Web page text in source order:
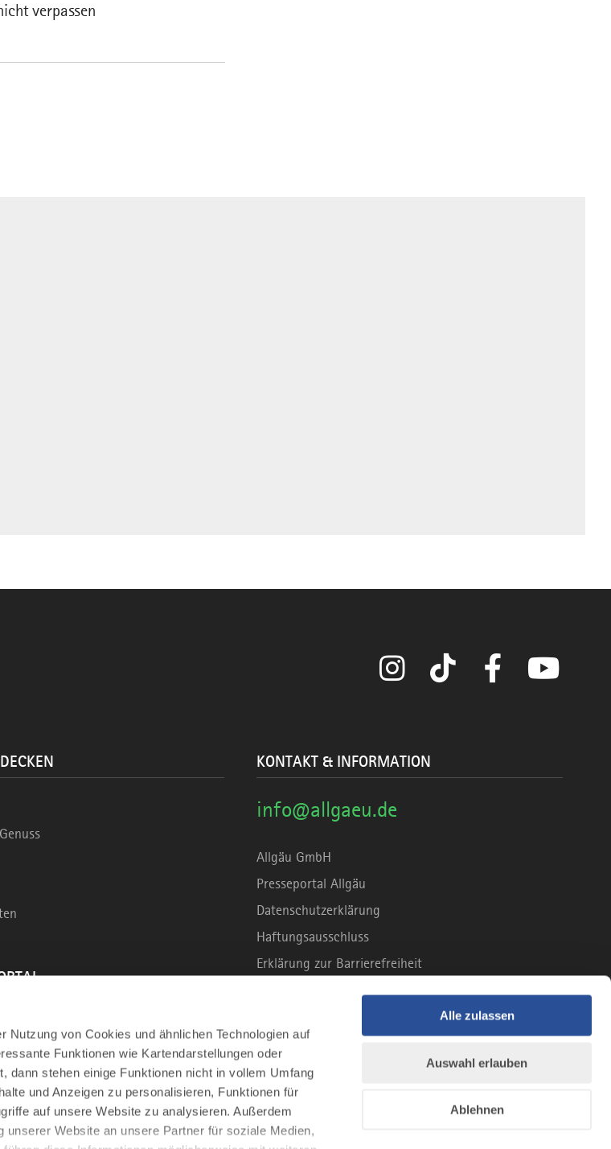
Nutzung von Cookies und ähnlichen Technologien auf
Funktionen wie Kartendarstellungen oder
dann stehen einige Funktionen nicht in vollem Umfang
und Anzeigen zu personalisieren, Funktionen für
auf unsere Website zu analysieren. Außerdem
unserer Website an unsere Partner für soziale Medien,
Alle zulassen
Auswahl erlauben
Ablehnen
verpassen
Instagram TikTok Facebook
Angebote für die Region
Gründung
KONTAKT & INFORMATION
info@allgaeu.de
Allgäu GmbH
Presseportal Allgäu
Datenschutzerklärung
Haftungsausschluss
Erklärung zur Barrierefreiheit